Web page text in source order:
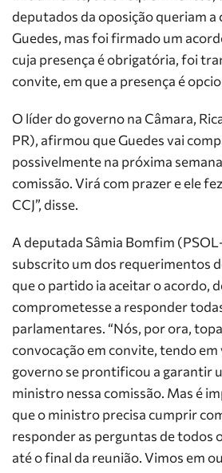
deputados da oposição queriam a
Guedes, mas foi firmado um
cuja presença é obrigatória, foi
convite, em que a presença é
O líder do governo na Câmara,
PR), afirmou que Guedes vai
possivelmente na próxima
comissão. Virá com prazer e ele
CCJ”, disse.
A deputada Sâmia Bomfim
subscrito um dos requerimentos
que o partido ia aceitar o acordo,
comprometesse a responder
parlamentares. “Nós, por ora,
convocação em convite, tendo
governo se prontificou a garantir
ministro nessa comissão. Mas é
que o ministro precisa cumprir
responder as perguntas de todos
até o final da reunião. Vimos em